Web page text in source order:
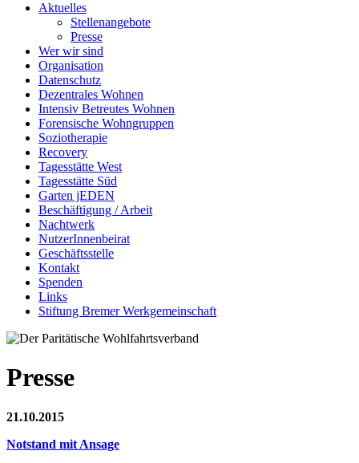
Aktuelles
Stellenangebote
Presse
Wer wir sind
Organisation
Datenschutz
Dezentrales Wohnen
Intensiv Betreutes Wohnen
Forensische Wohngruppen
Soziotherapie
Recovery
Tagesstätte West
Tagesstätte Süd
Garten jEDEN
Beschäftigung / Arbeit
Nachtwerk
NutzerInnenbeirat
Geschäftsstelle
Kontakt
Spenden
Links
Stiftung Bremer Werkgemeinschaft
Presse
21.10.2015
Notstand mit Ansage